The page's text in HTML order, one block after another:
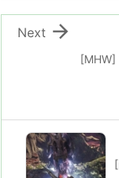
[MHW]

Next